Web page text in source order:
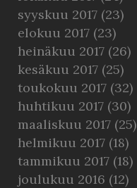
syyskuu 2017 (23)
elokuu 2017 (23)
heinäkuu 2017 (26)
kesäkuu 2017 (25)
toukokuu 2017 (32)
huhtikuu 2017 (30)
maaliskuu 2017 (25)
helmikuu 2017 (18)
tammikuu 2017 (18)
joulukuu 2016 (12)